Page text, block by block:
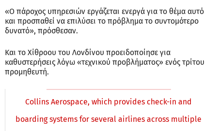
«Ο πάροχος υπηρεσιών εργάζεται ενεργά για το θέμα αυτό
και προσπαθεί να επιλύσει το πρόβλημα το συντομότερο
δυνατό», πρόσθεσαν.
Και το Χίθροου του Λονδίνου προειδοποίησε για
καθυστερήσεις λόγω «τεχνικού προβλήματος» ενός τρίτου
προμηθευτή.
Collins Aerospace, which provides check-in and
boarding systems for several airlines across multiple